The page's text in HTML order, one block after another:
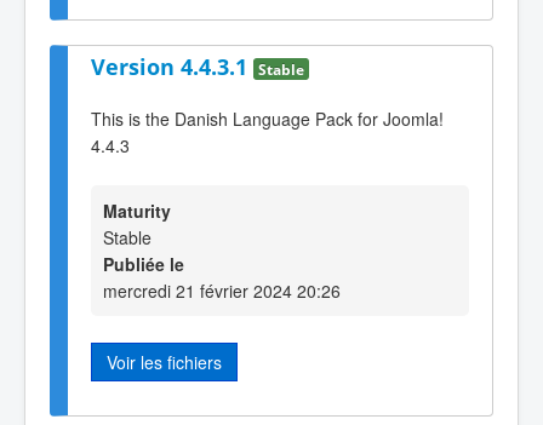
Version 4.4.3.1 Stable
This is the Danish Language Pack for Joomla!
4.4.3
Maturity
Stable
Publiée le
mercredi 21 février 2024 20:26
Voir les fichiers